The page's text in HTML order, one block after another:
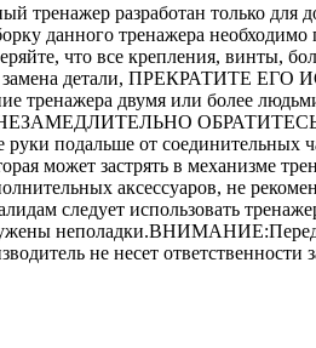
тренажер разработан только для
данного тренажера необходимо
что все крепления, винты,
замена детали, ПРЕКРАТИТЕ
двумя или более
НЕЗАМЕДЛИТЕЛЬНО
подальше от соединительных
может застрять в механизме
аксессуаров, не
следует использовать
не несет ответственности